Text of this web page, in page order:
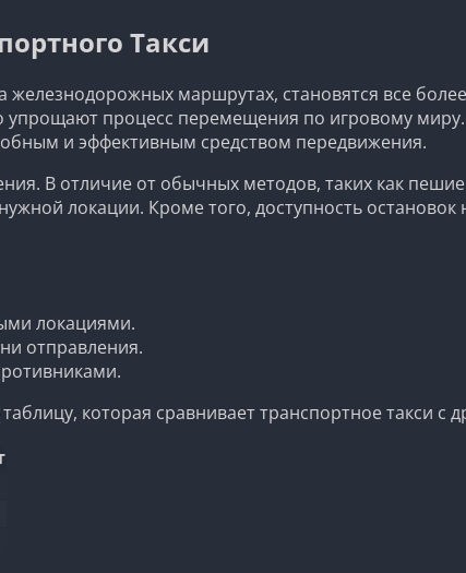
Такси
маршрутах, становятся все
процесс перемещения по игровому миру.
и эффективным средством передвижения.
В отличие от обычных методов, таких как
локации. Кроме того, доступность
локациями.
отправления.
которая сравнивает транспортное такси с